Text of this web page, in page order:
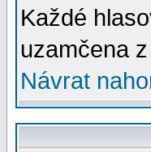
Každé
uzamčena
Návrat